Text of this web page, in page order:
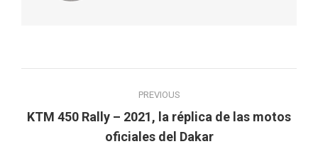
navigation
PREVIOUS
Previous
post:
KTM 450 Rally – 2021, la réplica de las motos
oficiales del Dakar